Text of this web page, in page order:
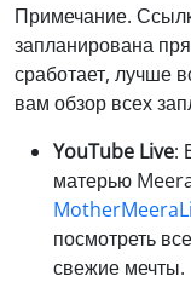
Примечание.
запланирована
сработает, лучше
вам обзор всех
YouTube Live:
матерью
посмотреть
свежие мечты.